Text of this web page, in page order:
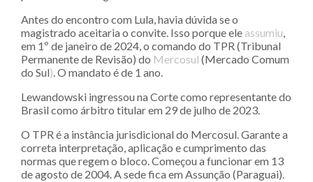
Antes do encontro com Lula, havia dúvida se o
magistrado aceitaria o convite. Isso porque ele assumiu,
em 1º de janeiro de 2024, o comando do TPR (Tribunal
Permanente de Revisão) do Mercosul (Mercado Comum
do Sul). O mandato é de 1 ano.
Lewandowski ingressou na Corte como representante do
Brasil como árbitro titular em 29 de julho de 2023.
O TPR é a instância jurisdicional do Mercosul. Garante a
correta interpretação, aplicação e cumprimento das
normas que regem o bloco. Começou a funcionar em 13
de agosto de 2004. A sede fica em Assunção (Paraguai).